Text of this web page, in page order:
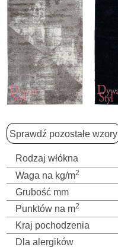
Sprawdź pozostałe wzory
Rodzaj włókna
Waga na kg/m2
Grubość mm
Punktów na m2
Kraj pochodzenia
Dla alergików